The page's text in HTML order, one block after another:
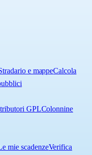
e mappeCalcola
GPLColonnine
mie scadenzeVerifica